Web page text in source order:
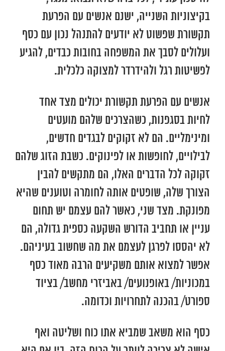
בקיצוניות השנייה, ישנם אנשים עם הפרעת
תקשורת שפשוט לא יודעים להתנהל נכון עם כסף
ועלולים לסבך את המשפחה בחובות כבדים, להגיע
לפשיטות רגל ולהידרדר למצוקה כלכלית.
אנשים עם הפרעת תקשורת יכולים מצד אחד
לחיות בסגפנות, כשהצרכים שלהם מועטים
ומינימליים. הם לא זקוקים לבגדים חדשים,
לבילויים, לחופשות או לפינוקים. כשבת הזוג שלהם
זקוקה לכל הדברים האלו, הם מתקשים להבין
הצורך שלה, שופטים אותה לחומרה וטוענים שהיא
מפונקת. מצד שני, כאשר להם עצמם יש תחום
עניין או תחביב הדורש השקעה כספית גדולה, הם
לא יהססו לפרגן לעצמם את מה שחשוב בעיניהם.
אפשר למצוא אותם משקיעים הרבה מאוד כסף
במכוניות/ באופנועים/ באביזרי מחשב/ בציוד
ספורט/ בהכנה לתחרויות וכדומה.
כסף הוא משאב שמביא אתו כוח ושליטה ואף